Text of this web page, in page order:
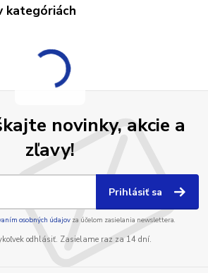
kategóriách
novinky, akcie a
zľavy!
Prihlásiť sa
osobných údajov za účelom zasielania newslettera.
odhlásiť. Zasielame raz za 14 dní.